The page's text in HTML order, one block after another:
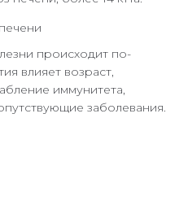
происходит по-
влияет возраст,
иммунитета,
заболевания.